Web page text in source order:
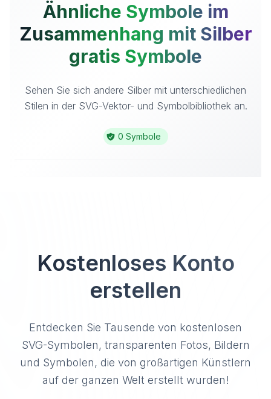
Ähnliche Symbole im
Zusammenhang mit Silber
gratis Symbole
Sehen Sie sich andere Silber mit unterschiedlichen
Stilen in der SVG-Vektor- und Symbolbibliothek an.
0 Symbole
Kostenloses Konto
erstellen
Entdecken Sie Tausende von kostenlosen
SVG-Symbolen, transparenten Fotos, Bildern
und Symbolen, die von großartigen Künstlern
auf der ganzen Welt erstellt wurden!